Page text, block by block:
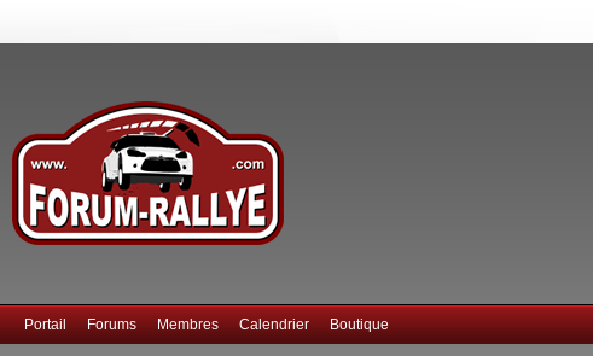
Portail Forums Membres Calendrier Boutique